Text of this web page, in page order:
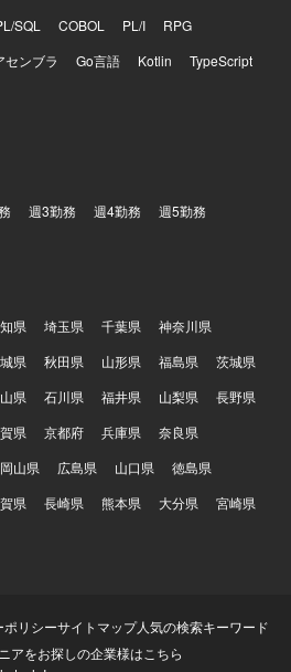
SQL COBOL PL/I
RPG
センブラ Go言語 Kotlin
TypeScript
週3勤務 週4勤務 週5勤務
県 埼玉県 千葉県
神奈川県
県 秋田県 山形県 福島県
茨城県
県 石川県 福井県 山梨県
長野県
県 京都府 兵庫県
奈良県
岡山県 広島県 山口県
徳島県
県 長崎県 熊本県 大分県
宮崎県
ポリシーサイトマップ人気の検索キーワード
アをお探しの企業様はこちら